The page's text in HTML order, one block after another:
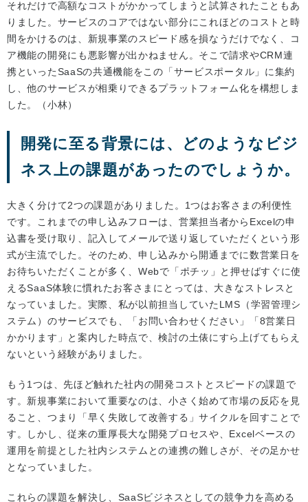
それだけで高額なコストがかかってしまうと試算されたこともあ
りました。サービスのコアではない部分にこれほどのコストと時
間をかけるのは、新規事業のスピード感を損なうだけでなく、コ
ア機能の開発にも悪影響が出かねません。そこで請求やCRM連
携といったSaaSの共通機能をこの「サービスポータル」に集約
し、他のサービスが相乗りできるプラットフォーム化を構想しま
した。（小林）
開発に至る背景には、どのようなビジ
ネス上の課題があったのでしょうか。
大きく分けて2つの課題がありました。1つはお客さまの利便性
です。これまでの申し込みフローは、営業担当者からExcelの申
込書を受け取り、記入してメールで送り返していただくという形
式が主流でした。そのため、申し込みから開通までに数営業日を
お待ちいただくことが多く、Webで「ポチッ」と押せばすぐに使
えるSaaS体験に慣れたお客さまにとっては、大きなストレスと
なっていました。実際、私が以前担当していたLMS（学習管理シ
ステム）のサービスでも、「お問い合わせください」「8営業日
かかります」と案内した時点で、検討の土俵にすら上げてもらえ
ないという経験がありました。
もう1つは、先ほど触れた社内の開発コストとスピードの課題で
す。新規事業において重要なのは、小さく始めて市場の反応を見
ること、つまり「早く失敗して改善する」サイクルを回すことで
す。しかし、従来の重厚長大な開発プロセスや、Excelベースの
運用を前提とした社内システムとの連携の難しさが、その足かせ
となっていました。
これらの課題を解決し、SaaSビジネスとしての競争力を高める